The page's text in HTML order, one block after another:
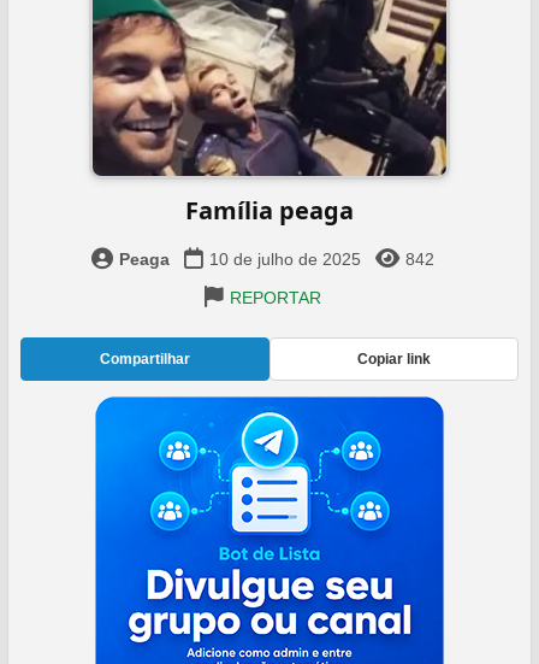
Família peaga
Peaga 10 de julho de 2025
842
REPORTAR
Compartilhar Copiar link